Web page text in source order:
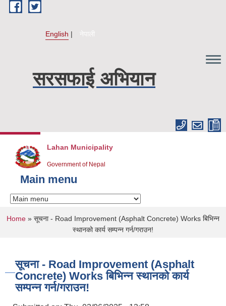
Skip to main content
English नेपाली
सरसफाई अभियान
Lahan Municipality
Government of Nepal
Main menu
You are here
Home » सूचना - Road Improvement (Asphalt Concrete) Works बिभिन्न
स्थानको कार्य सम्पन्न गर्न/गराउन!
सूचना - Road Improvement (Asphalt
Concrete) Works बिभिन्न स्थानको कार्य
सम्पन्न गर्न/गराउन!